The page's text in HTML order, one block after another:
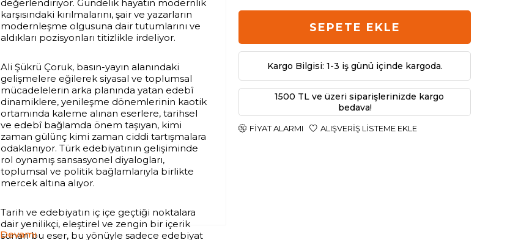
değerlendiriyor. Gündelik hayatın modernlik
karşısındaki kırılmalarını, şair ve yazarların
modernleşme olgusuna dair tutumlarını ve
aldıkları pozisyonları titizlikle irdeliyor.
Ali Şükrü Çoruk, basın-yayın alanındaki
gelişmelere eğilerek siyasal ve toplumsal
mücadelelerin arka planında yatan edebî
dinamiklere, yenileşme dönemlerinin kaotik
ortamında kaleme alınan eserlere, tarihsel
ve edebî bağlamda önem taşıyan, kimi
zaman gülünç kimi zaman ciddi tartışmalara
odaklanıyor. Türk edebiyatının gelişiminde
rol oynamış sansasyonel diyalogları,
toplumsal ve politik bağlamlarıyla birlikte
mercek altına alıyor.
Tarih ve edebiyatın iç içe geçtiği noktalara
dair yenilikçi, eleştirel ve zengin bir içerik
sunan bu eser, bu yönüyle sadece edebiyat
Devamı
SEPETE EKLE
Kargo Bilgisi: 1-3 iş günü içinde kargoda.
1500 TL ve üzeri siparişlerinizde kargo
bedava!
FIYAT ALARMI ALIŞVERIŞ LISTEME EKLE